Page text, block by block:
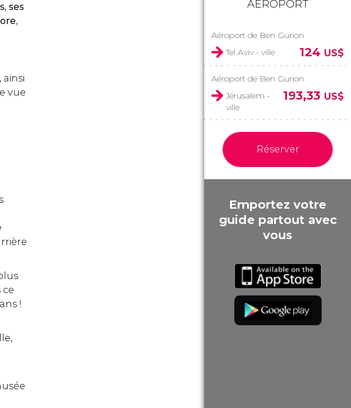
ses
,
ainsi
vue
ce
!
AÉROPORT
Aéroport de Ben Gurion
Tel Aviv - ville
124 US$
Aéroport de Ben Gurion
Jérusalem -
ville
193,33 US$
Réserver
Emportez votre
guide partout avec
vous